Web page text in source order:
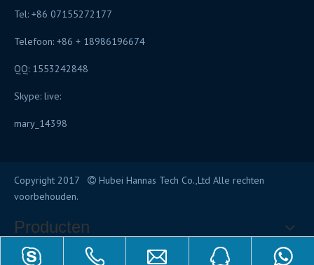
Tel: +86 07155272177
Telefoon: +86 + 18986196674
QQ: 1553242848
Skype: live:
mary_14398
Copyright 2017  Hubei Hannas Tech Co.,Ltd Alle rechten
voorbehouden.
Producten